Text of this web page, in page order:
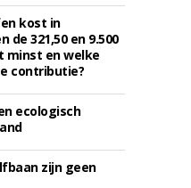
kost in
de 321,50 en 9.500
minst en welke
contributie?
ecologisch
zijn geen